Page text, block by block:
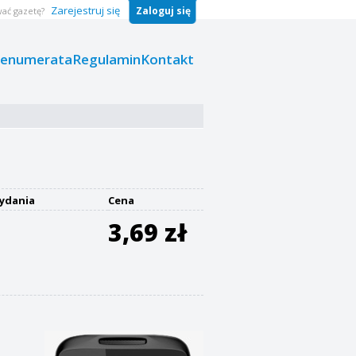
RegulaminKontakt
gazetę? Zarejestruj się Zaloguj się
Cena
3,69 zł